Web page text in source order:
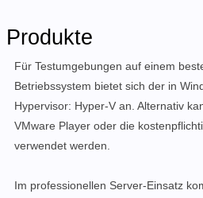
Produkte
Für Testumgebungen auf einem
Betriebssystem bietet sich der in
Hypervisor: Hyper-V an. Alternativ
VMware Player oder die
verwendet werden.
Im professionellen Server-Einsatz